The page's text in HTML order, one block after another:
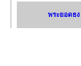
พระยอดธง